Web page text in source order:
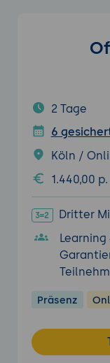
2 Tage
6
Köln /
1.440,00
Dritter
Präsenz